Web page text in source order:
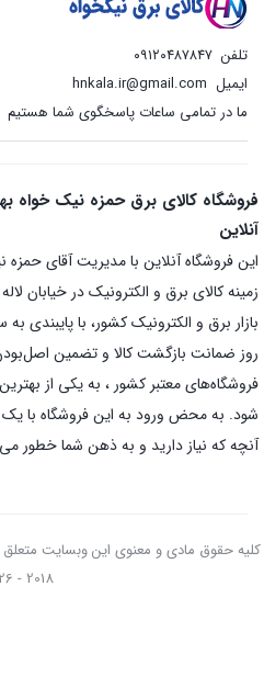
تلفن ۰۹۱۲۰۴۸۷۸۴۷
ایمیل hnkala.ir@gmail.com
ما در تمامی ساعات پاسخگوی شما هستیم
فروشگاه کالای برق حمزه نیک خواه
آنلاین
این فروشگاه آنلاین با مدیریت آقای حمزه
زمینه کالای برق و الکترونیک در خیابان
روز ضمانت بازگشت کالا و تضمین
فروشگاه‌های معتبر کشور ، به یکی از
شود. به محض ورود به این فروشگاه با یک
آنچه که نیاز دارید و به ذهن شما خطور
کلیه حقوق مادی و معنوی این وبسایت
2018 - 2026